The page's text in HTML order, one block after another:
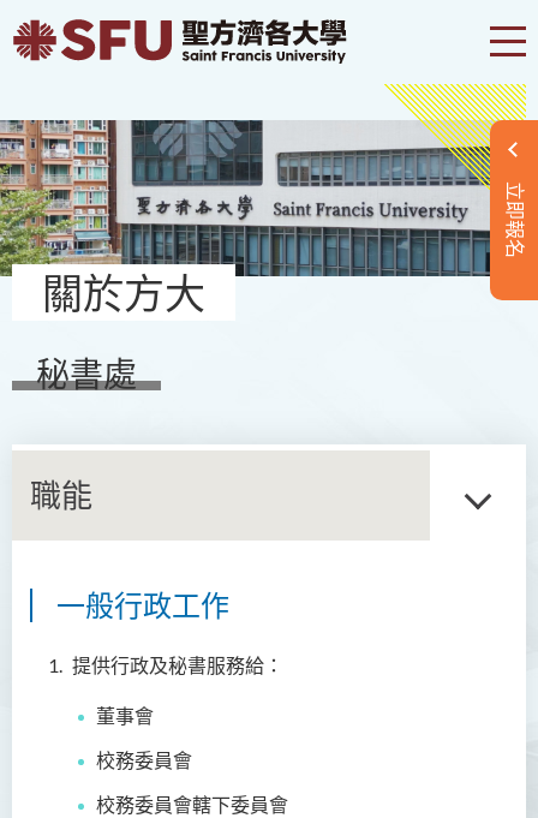
立即報名
關於方大
秘書處
職能
一般行政工作
提供行政及秘書服務給：
董事會
校務委員會
校務委員會轄下委員會
服務承諾